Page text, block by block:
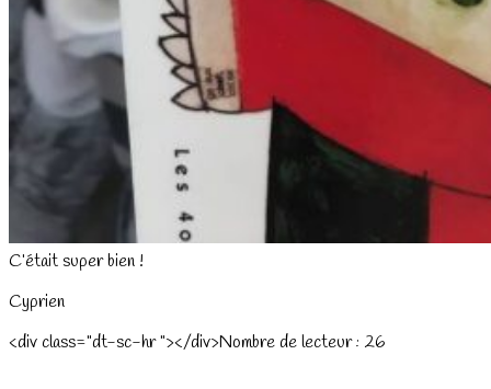
C’était super bien !
Cyprien
<div class="dt-sc-hr "></div>Nombre de lecteur : 26